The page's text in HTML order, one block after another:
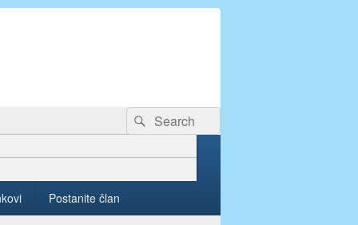
Search
for:
Search
Postanite član